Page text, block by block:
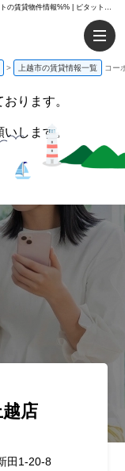
コーポサンパール（新潟県上越市大字岩木・春日山駅）1K賃貸アパートの賃貸物件情報%% | ピタットハウス上越店
> 上越市の賃貸情報一覧 コー
ります。
します。
店
田1-20-8